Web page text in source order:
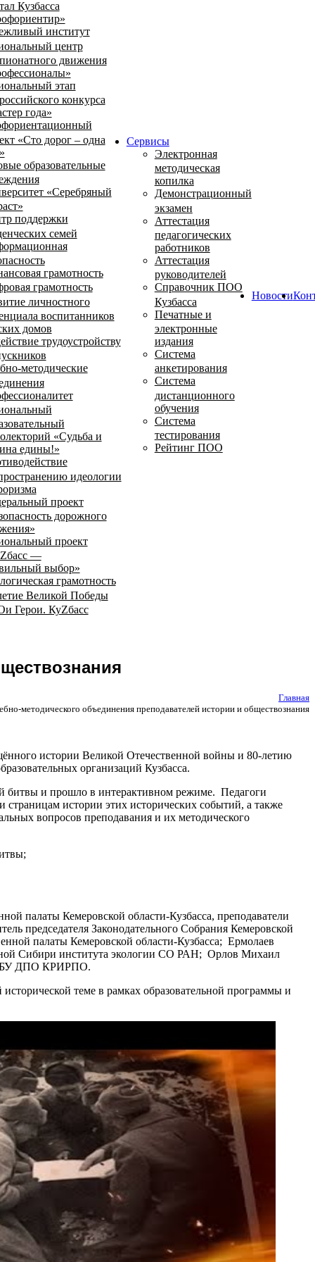
Кузбасса
институт
центр
движения
этап
конкурса
года»
«Сто дорог – одна
образовательные
«Серебряный
поддержки
семей
грамотность
грамотность
личностного
воспитанников
домов
трудоустройству
методические
«Судьба и
едины!»
идеологии
проект
дорожного
проект
—
выбор»
грамотность
Великой Победы
Герои. КуZбасс
Сервисы
Электронная
методическая
копилка
Демонстрационный
экзамен
Аттестация
педагогических
работников
Аттестация
руководителей
Справочник ПОО
Кузбасса
Печатные и
электронные
издания
Система
анкетирования
Система
дистанционного
обучения
Система
тестирования
Рейтинг ПОО
Новости
Главная
методического объединения преподавателей истории и обществознания
истории Великой Отечественной войны и 80-летию
организаций Кузбасса.
и прошло в интерактивном режиме. Педагоги
истории этих исторических событий, а также
вопросов преподавания и их методического
палаты Кемеровской области-Кузбасса, преподаватели
председателя Законодательного Собрания Кемеровской
палаты Кемеровской области-Кузбасса; Ермолаев
Сибири института экологии СО РАН; Орлов Михаил
ГБУ ДПО КРИРПО.
теме в рамках образовательной программы и